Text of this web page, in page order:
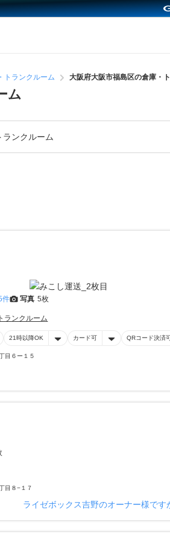
トランクルーム 大阪府大阪市福島区の倉庫・
ム
ランクルーム
件 写真 5枚
ランクルーム
21時以降OK カード可 QRコード決済
目６ー１５
目８−１７
ライゼボックス吉野のオーナー様です